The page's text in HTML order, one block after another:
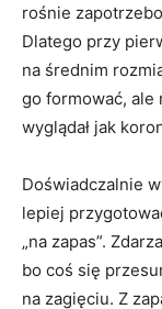
rośnie
Dlatego przy
na średnim
go formować, ale
wyglądał jak
Doświadczalnie
lepiej
„na zapas”.
bo coś się
na zagięciu. Z